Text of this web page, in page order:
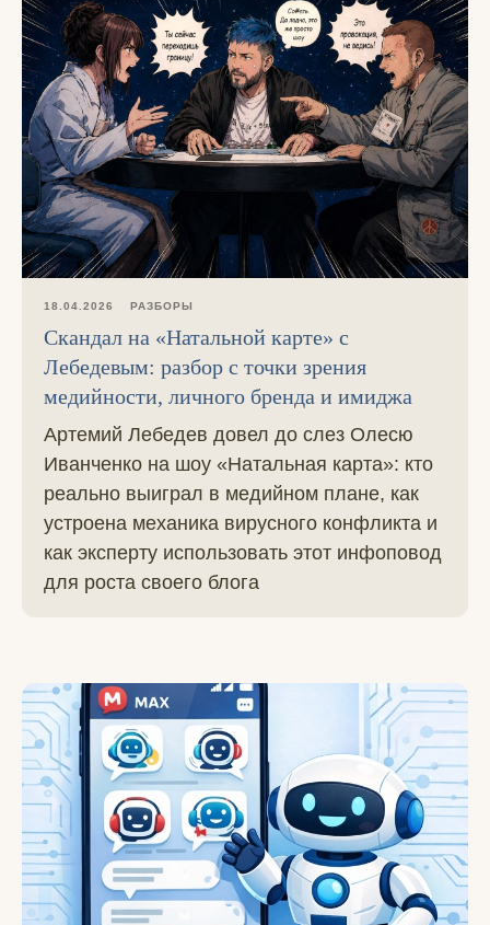
18.04.2026 РАЗБОРЫ
Скандал на «Натальной карте» с
Лебедевым: разбор с точки зрения
медийности, личного бренда и имиджа
Артемий Лебедев довел до слез Олесю
Иванченко на шоу «Натальная карта»: кто
реально выиграл в медийном плане, как
устроена механика вирусного конфликта и
как эксперту использовать этот инфоповод
для роста своего блога